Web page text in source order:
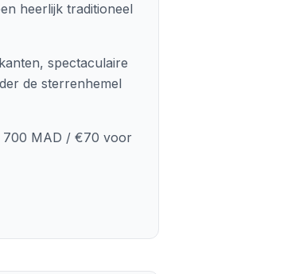
heerlijk traditioneel
spectaculaire
de sterrenhemel
700 MAD / €70 voor